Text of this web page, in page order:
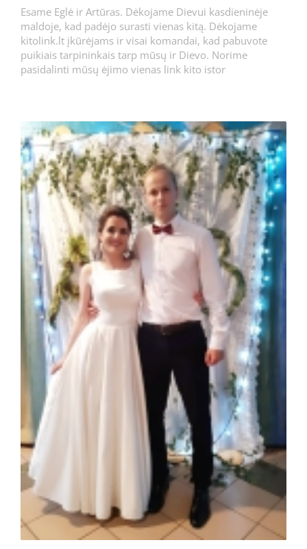
Esame Eglė ir Artūras. Dėkojame Dievui kasdieninėje
maldoje, kad padėjo surasti vienas kitą. Dėkojame
kitolink.lt įkūrėjams ir visai komandai, kad pabuvote
puikiais tarpininkais tarp mūsų ir Dievo. Norime
pasidalinti mūsų ėjimo vienas link kito istor